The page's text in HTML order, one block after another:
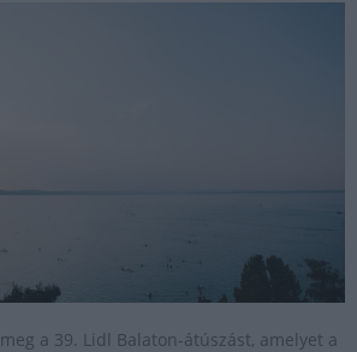
a 39. Lidl Balaton-átúszást, amelyet a